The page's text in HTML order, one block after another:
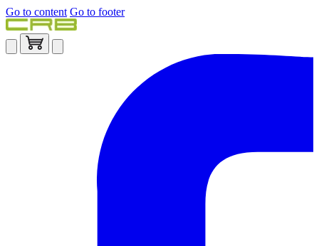
Go to content Go to footer